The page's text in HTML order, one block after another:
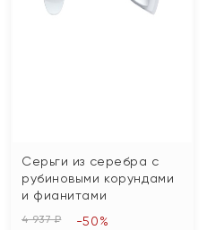
Серьги из серебра с
рубиновыми корундами
и фианитами
4 937 ₽ -50%